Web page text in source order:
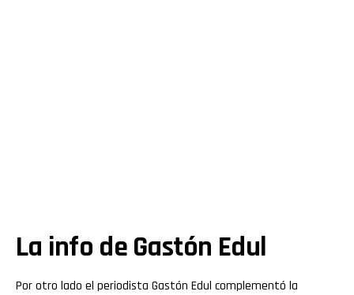
La info de Gastón Edul
Por otro lado el periodista Gastón Edul complementó la